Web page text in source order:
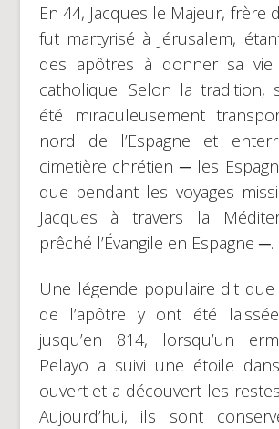
En 44, Jacques le Majeur, frère
fut martyrisé à Jérusalem,
des apôtres à donner sa
catholique. Selon la tradition,
été miraculeusement
nord de l’Espagne et
cimetière chrétien ─ les
que pendant les voyages
Jacques à travers la
prêché l’Évangile en Espagne ─.
Une légende populaire dit
de l’apôtre y ont été
jusqu’en 814, lorsqu’un
Pelayo a suivi une étoile
ouvert et a découvert les
Aujourd’hui, ils sont